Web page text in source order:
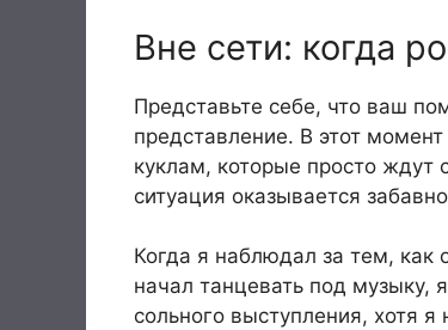
Вне сети: когда
Представьте себе, что ваш
представление. В этот
куклам, которые просто ждут
ситуация оказывается
Когда я наблюдал за тем, как
начал танцевать под музыку,
сольного выступления, хотя я